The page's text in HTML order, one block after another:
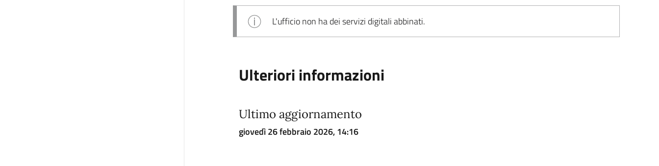
L'ufficio non ha dei servizi digitali abbinati.
Ulteriori informazioni
Ultimo aggiornamento
giovedì 26 febbraio 2026, 14:16